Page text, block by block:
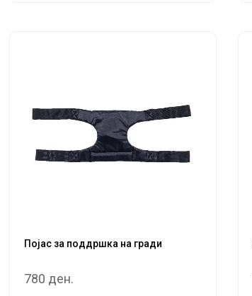
Појас за поддршка на гради
780 ден.